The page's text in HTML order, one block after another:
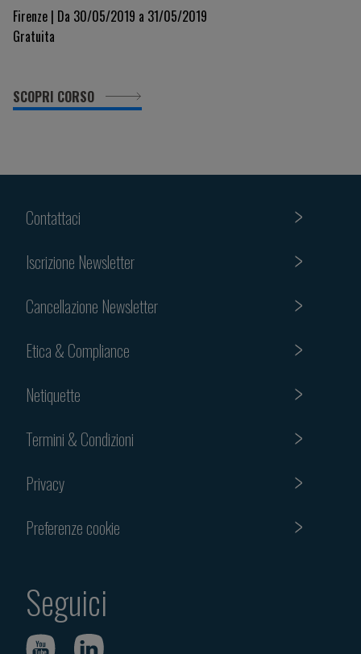
Firenze | Da 30/05/2019 a 31/05/2019
Gratuita
SCOPRI CORSO
Contattaci
Iscrizione Newsletter
Cancellazione Newsletter
Etica & Compliance
Netiquette
Termini & Condizioni
Privacy
Preferenze cookie
Seguici